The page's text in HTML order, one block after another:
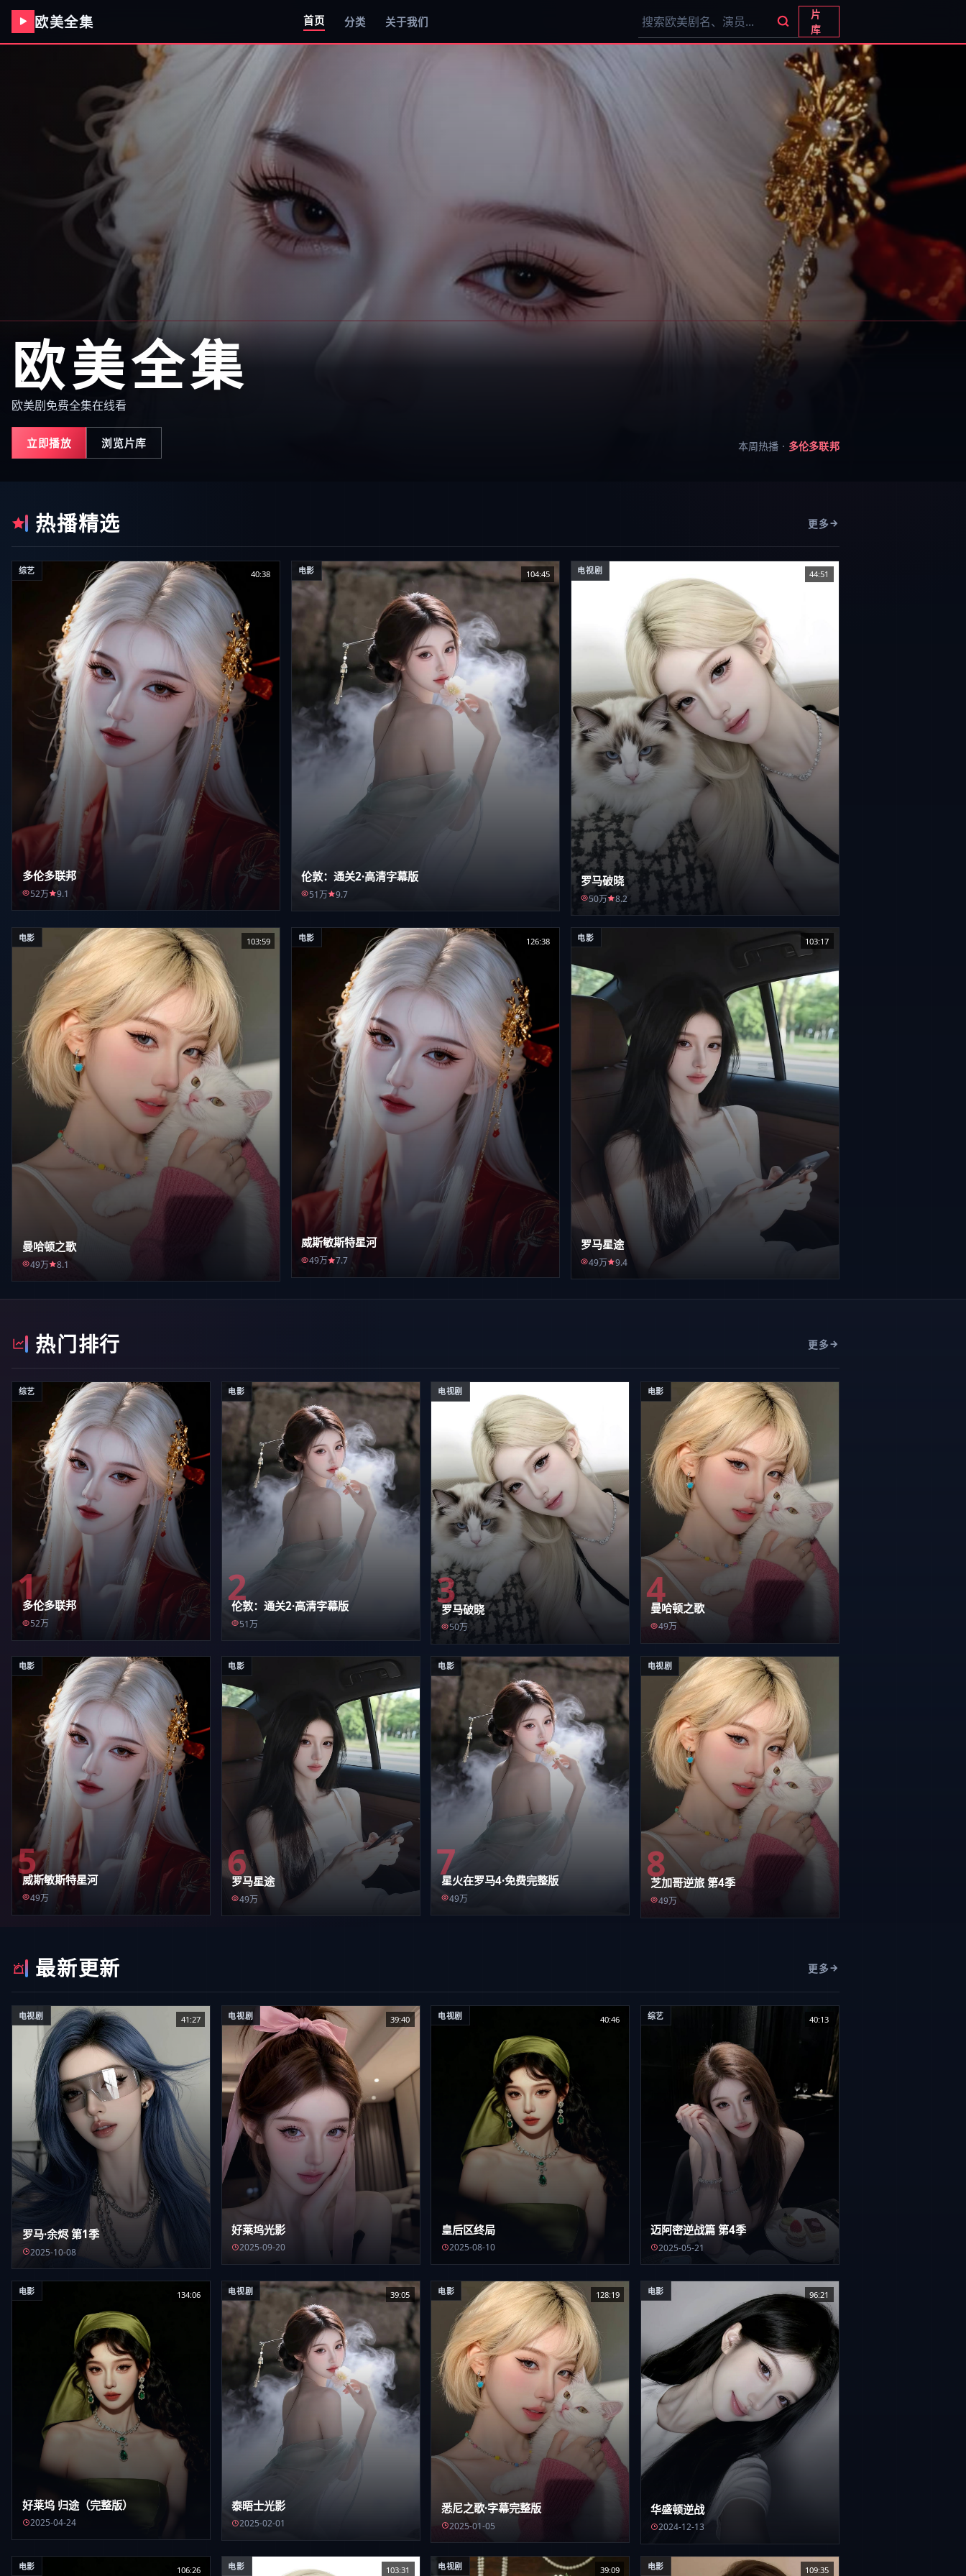
欧美全集 首页 分类 关于我们 搜索影片
片
库
欧美全集
欧美剧免费全集在线看
立即播放 浏览片库 本周热播 · 多伦多联邦
热播精选 更多
综艺 40:38
多伦多联邦
52万 9.1
电影 104:45
伦敦：通关2·高清字幕版
51万 9.7
电视剧 44:51
罗马破晓
50万 8.2
电影 103:59
曼哈顿之歌
49万 8.1
电影 126:38
威斯敏斯特星河
49万 7.7
电影 103:17
罗马星途
49万 9.4
热门排行 更多
1
综艺
多伦多联邦
52万
2
电影
伦敦：通关2·高清字幕版
51万
3
电视剧
罗马破晓
50万
4
电影
曼哈顿之歌
49万
5
电影
威斯敏斯特星河
49万
6
电影
罗马星途
49万
7
电影
星火在罗马4·免费完整版
49万
8
电视剧
芝加哥逆旅 第4季
49万
最新更新 更多
电视剧 41:27
罗马·余烬 第1季
2025-10-08
电视剧 39:40
好莱坞光影
2025-09-20
电视剧 40:46
皇后区终局
2025-08-10
综艺 40:13
迈阿密逆战篇 第4季
2025-05-21
电影 134:06
好莱坞 归途（完整版）
2025-04-24
电视剧 39:05
泰晤士光影
2025-02-01
电影 128:19
悉尼之歌·字幕完整版
2025-01-05
电影 96:21
华盛顿逆战
2024-12-13
电影 106:26 电影 103:31 电视剧 39:09 电影 109:35